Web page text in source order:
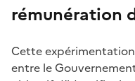
rémunération
Cette
entre le